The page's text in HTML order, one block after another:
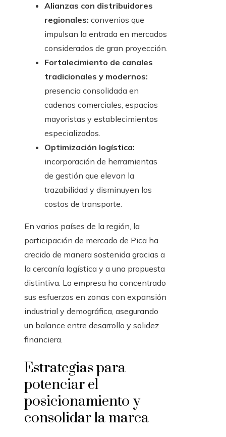
Alianzas con distribuidores
regionales: convenios que
impulsan la entrada en mercados
considerados de gran proyección.
Fortalecimiento de canales
tradicionales y modernos:
presencia consolidada en
cadenas comerciales, espacios
mayoristas y establecimientos
especializados.
Optimización logística:
incorporación de herramientas
de gestión que elevan la
trazabilidad y disminuyen los
costos de transporte.
En varios países de la región, la
participación de mercado de Pica ha
crecido de manera sostenida gracias a
la cercanía logística y a una propuesta
distintiva. La empresa ha concentrado
sus esfuerzos en zonas con expansión
industrial y demográfica, asegurando
un balance entre desarrollo y solidez
financiera.
Estrategias para
potenciar el
posicionamiento y
consolidar la marca